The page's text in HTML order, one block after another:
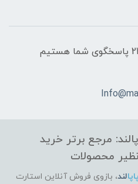
مرجع برتر خرید
محصولات
پاپالند، بازوی فروش آنلاین استارت